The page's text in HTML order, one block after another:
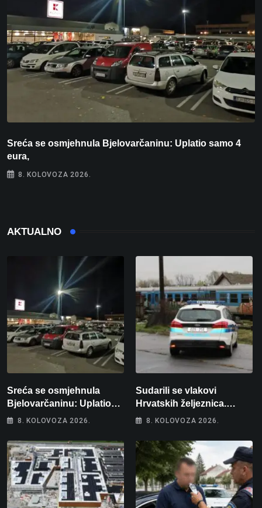
Sreća se osmjehnula Bjelovarčaninu: Uplatio samo 4
eura,
8. KOLOVOZA 2026.
AKTUALNO
Sreća se osmjehnula
Bjelovarčaninu: Uplatio
samo 4 eura, a osvojio
8. KOLOVOZA 2026.
Sudarili se vlakovi
Hrvatskih željeznica.
Šestero osoba teško
intenzivnoj
8. KOLOVOZA 2026.